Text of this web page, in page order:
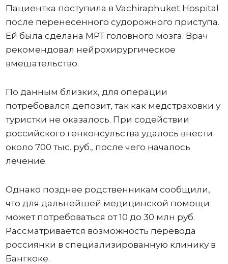
Пациентка поступила в Vachiraphuket Hospital
после перенесенного судорожного приступа.
Ей была сделана МРТ головного мозга. Врач
рекомендовал нейрохирургическое
вмешательство.
По данным близких, для операции
потребовался депозит, так как медстраховки у
туристки не оказалось. При содействии
российского генконсульства удалось внести
около 700 тыс. руб., после чего началось
лечение.
Однако позднее родственникам сообщили,
что для дальнейшей медицинской помощи
может потребоваться от 10 до 30 млн руб.
Рассматривается возможность перевода
россиянки в специализированную клинику в
Бангкоке.